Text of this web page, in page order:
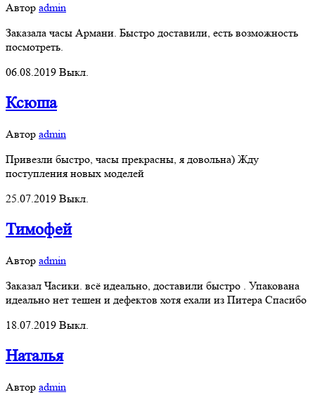
Автор admin
Заказала часы Армани. Быстро доставили, есть возможность
посмотреть.
06.08.2019 Выкл.
Ксюша
Автор admin
Привезли быстро, часы прекрасны, я довольна) Жду
поступления новых моделей
25.07.2019 Выкл.
Тимофей
Автор admin
Заказал Часики. всё идеально, доставили быстро . Упакована
идеально нет тешен и дефектов хотя ехали из Питера Спасибо
18.07.2019 Выкл.
Наталья
Автор admin